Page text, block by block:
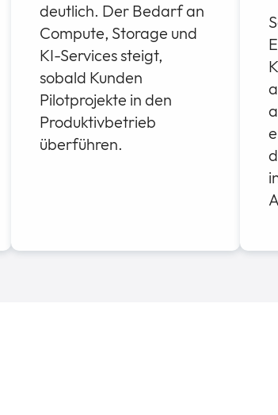
deutlich. Der Bedarf an
Compute, Storage und
KI-Services steigt,
sobald Kunden
Pilotprojekte in den
Produktivbetrieb
überführen.